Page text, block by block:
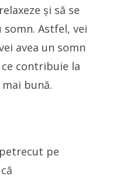
și să se
Astfel, vei
avea un somn
contribuie la
bună.
pe